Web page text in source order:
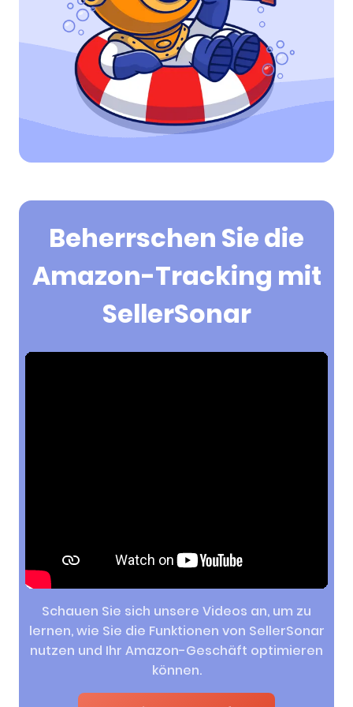
wettbewerbsfähigen Vorsprung zu bewahren
und die Sichtbarkeit Ihres Produkts in
Amazons Suchergebnissen zu maximieren.
Beherrschen Sie die
Amazon-Tracking mit
SellerSonar
Schauen Sie sich unsere Videos an, um zu
lernen, wie Sie die Funktionen von SellerSonar
nutzen und Ihr Amazon-Geschäft optimieren
können.